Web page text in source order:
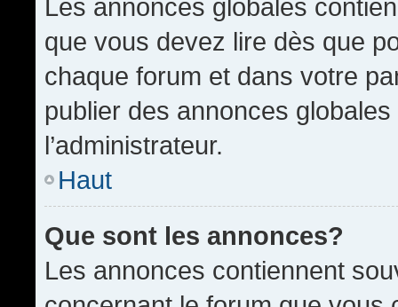
Les annonces globales
que vous devez lire dès que
chaque forum et dans votre
publier des annonces
l’administrateur.
Haut
Que sont les annonces?
Les annonces contiennent